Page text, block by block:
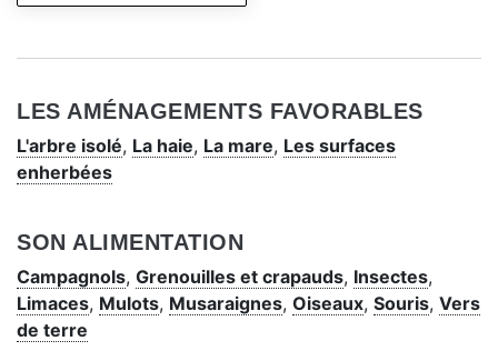
LES AMÉNAGEMENTS FAVORABLES
L'arbre isolé, La haie, La mare, Les surfaces
enherbées
SON ALIMENTATION
Campagnols, Grenouilles et crapauds, Insectes,
Limaces, Mulots, Musaraignes, Oiseaux, Souris, Vers
de terre